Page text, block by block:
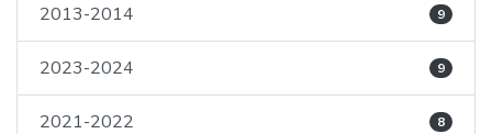
2013-2014 9
2023-2024 9
2021-2022 8